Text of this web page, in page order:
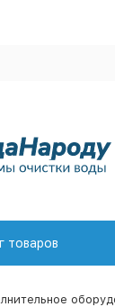
товаров